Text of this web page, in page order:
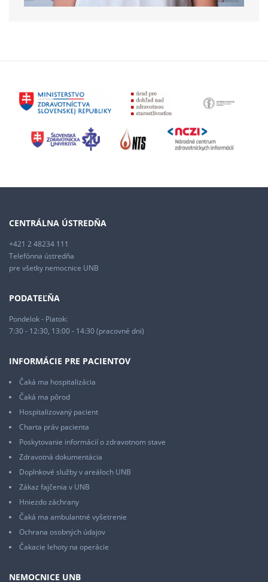
CENTRÁLNA ÚSTREDŇA
+421 2 48234 111
Telefónna ústredňa
pre všetky nemocnice UNB
PODATEĽŇA
Pondelok - Piatok:
7:30 - 12:30, 13:00 - 14:30 (pracovné dni)
INFORMÁCIE PRE PACIENTOV
Čaká ma hospitalizácia
Čaká ma pôrod
Hospitalizovaný pacient
Charta práv pacienta
Poskytovanie informácií o zdravotnom stave
Zdravotná dokumentácia
Doplnkové služby v areáloch UNB
Zákaz fajčenia v UNB
Hniezdo záchrany
Čaká ma ambulantné vyšetrenie
Ochrana osobných údajov
Čakacie lehoty na operácie
NEMOCNICE UNB